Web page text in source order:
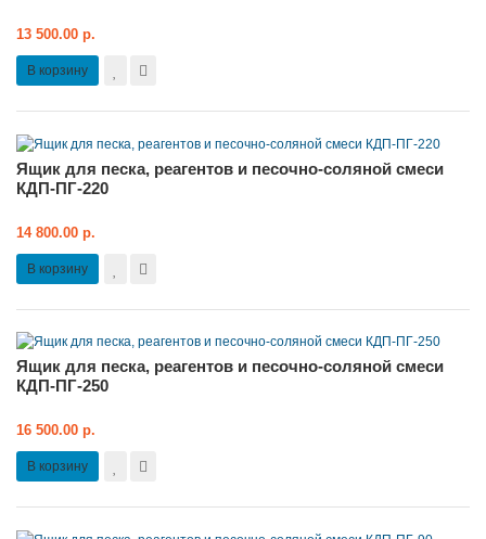
13 500.00 р.
В корзину
Ящик для песка, реагентов и песочно-соляной смеси
КДП-ПГ-220
14 800.00 р.
В корзину
Ящик для песка, реагентов и песочно-соляной смеси
КДП-ПГ-250
16 500.00 р.
В корзину